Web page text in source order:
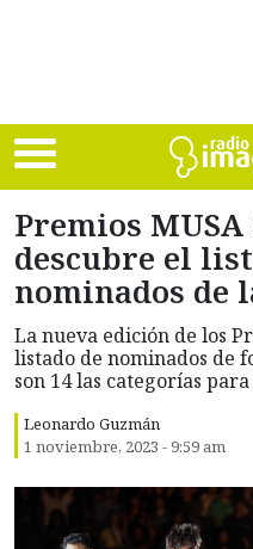
Premios MUSA
descubre el
nominados de
La nueva edición de los
listado de nominados de
son 14 las categorías
Leonardo Guzmán
1 noviembre, 2023 - 9:59 am